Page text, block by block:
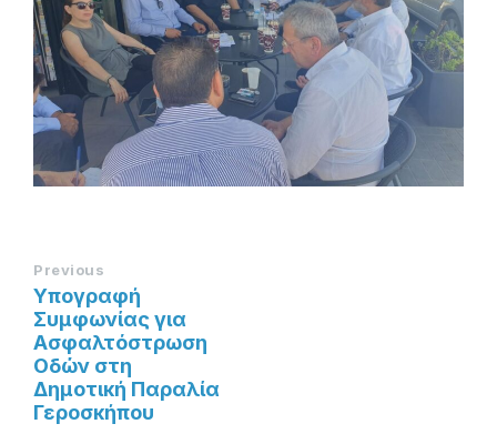
Previous
Υπογραφή
Συμφωνίας για
Ασφαλτόστρωση
Οδών στη
Δημοτική Παραλία
Γεροσκήπου